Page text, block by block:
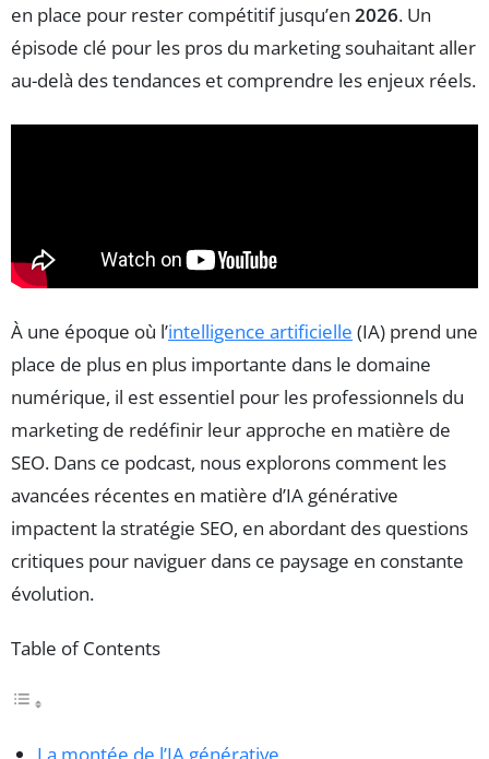
en place pour rester compétitif jusqu’en 2026. Un
épisode clé pour les pros du marketing souhaitant aller
au-delà des tendances et comprendre les enjeux réels.
À une époque où l’intelligence artificielle (IA) prend une
place de plus en plus importante dans le domaine
numérique, il est essentiel pour les professionnels du
marketing de redéfinir leur approche en matière de
SEO. Dans ce podcast, nous explorons comment les
avancées récentes en matière d’IA générative
impactent la stratégie SEO, en abordant des questions
critiques pour naviguer dans ce paysage en constante
évolution.
Table of Contents
La montée de l’IA générative